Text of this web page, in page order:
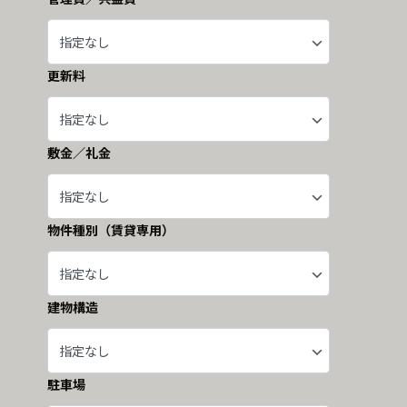
更新料
敷金／礼金
物件種別（賃貸専用）
建物構造
駐車場